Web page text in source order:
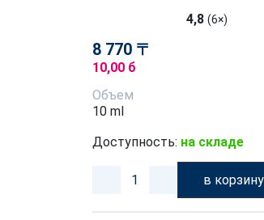
4,8 (6×)
8 770 〒
10,00 б
Объем
10 ml
Доступность: на складе
в корзину